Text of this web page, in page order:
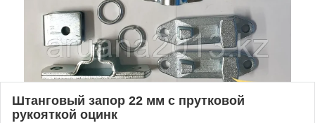
Штанговый запор 22 мм с прутковой
рукояткой оцинк